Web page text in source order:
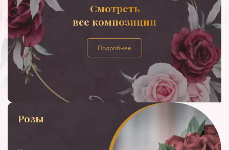
Смотреть
все композиции
Подробнее
Розы